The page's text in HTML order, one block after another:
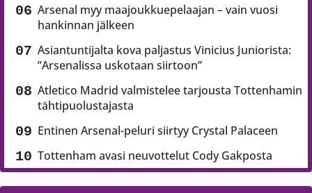
Arsenal myy maajoukkuepelaajan – vain vuosi
hankinnan jälkeen
Asiantuntijalta kova paljastus Vinicius Juniorista:
”Arsenalissa uskotaan siirtoon”
Atletico Madrid valmistelee tarjousta Tottenhamin
tähtipuolustajasta
Entinen Arsenal-peluri siirtyy Crystal Palaceen
Tottenham avasi neuvottelut Cody Gakposta